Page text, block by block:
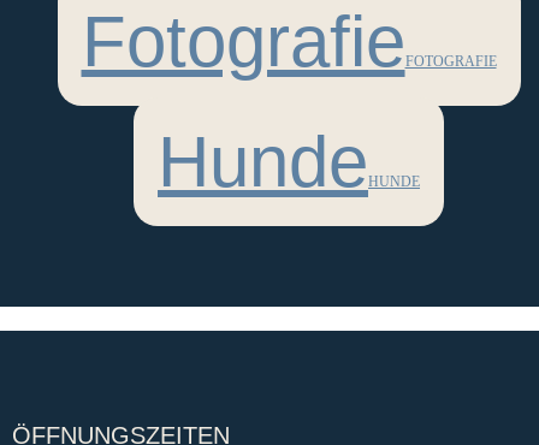
FotografieFOTOGRAFIE
HundeHUNDE
ÖFFNUNGSZEITEN